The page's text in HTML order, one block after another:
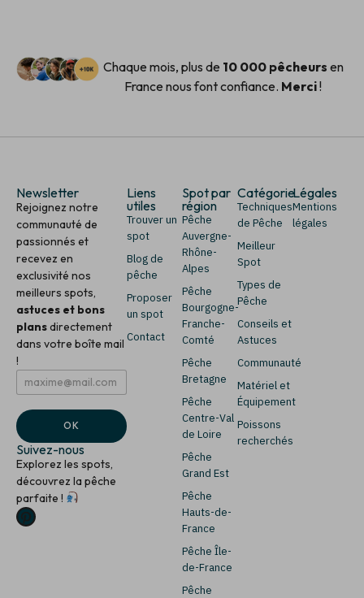
Chaque mois, plus de 10 000 pêcheurs en
France nous font confiance. Merci!
Newsletter
Rejoignez notre
communauté de
passionnés et
recevez en
exclusivité nos
meilleurs spots,
astuces et bons
plansdirectement
dans votre boîte mail
!
E
m
i
l
*
E
m
i
l
*
OK
Suivez-nous
Explorez les spots,
découvrez la pêche
parfaite !
Liens
utiles
Trouver un
spot
Blog de
pêche
Proposer
un spot
Contact
Spot par
région
Pêche
Auvergne-
Rhône-
Alpes
Pêche
Bourgogne-
Franche-
Comté
Pêche
Bretagne
Pêche
Centre-Val
de Loire
Pêche
Grand Est
Pêche
Hauts-de-
France
Pêche Île-
de-France
Pêche
Catégorie
Techniques
de Pêche
Meilleur
Spot
Types de
Pêche
Conseils et
Astuces
Communauté
Matériel et
Équipement
Poissons
recherchés
Légales
Mentions
légales